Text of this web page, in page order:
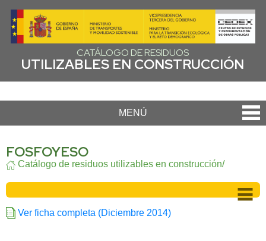
CATÁLOGO DE RESIDUOS
UTILIZABLES EN CONSTRUCCIÓN
MENÚ
FOSFOYESO
Catálogo de residuos utilizables en construcción/
Ver ficha completa (Diciembre 2014)